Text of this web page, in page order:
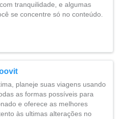
tranquilidade, e algumas
se concentre só no conteúdo.
planeje suas viagens usando
as formas possíveis para
e oferece as melhores
às ultimas alterações no